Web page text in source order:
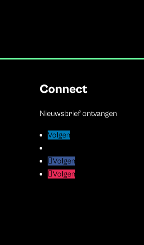
Connect
Nieuwsbrief ontvangen
Volgen
Volgen
Volgen